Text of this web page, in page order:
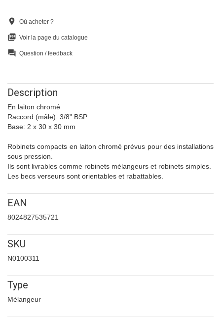
location_on Où acheter ?
picture_as_pdf Voir la page du catalogue
question_answer Question / feedback
Description
En laiton chromé
Raccord (mâle): 3/8" BSP
Base: 2 x 30 x 30 mm
Robinets compacts en laiton chromé prévus pour des installations
sous pression.
Ils sont livrables comme robinets mélangeurs et robinets simples.
Les becs verseurs sont orientables et rabattables.
EAN
8024827535721
SKU
N0100311
Type
Mélangeur